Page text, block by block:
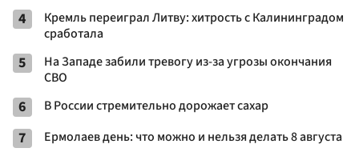
4
Кремль переиграл Литву: хитрость с Калининградом
сработала
5
На Западе забили тревогу из-за угрозы окончания
СВО
6 В России стремительно дорожает сахар
7 Ермолаев день: что можно и нельзя делать 8 августа